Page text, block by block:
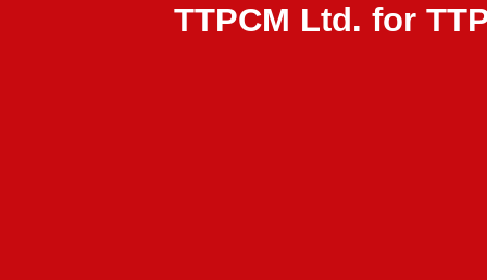
TTPCM Ltd. for